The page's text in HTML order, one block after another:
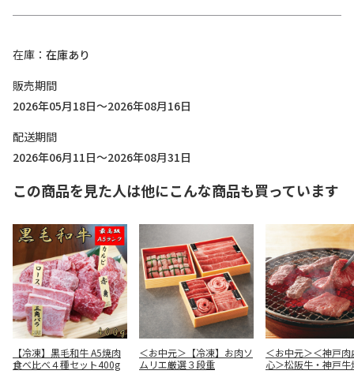
在庫
在庫あり
販売期間
2026年05月18日～2026年08月16日
配送期間
2026年06月11日～2026年08月31日
この商品を見た人は他にこんな商品も買っています
【冷凍】黒毛和牛 A5焼肉
食べ比べ４種セット400g
＜お中元＞【冷凍】お肉ソ
ムリエ厳選３段重
＜お中元＞＜神戸
心＞松阪牛・神戸牛